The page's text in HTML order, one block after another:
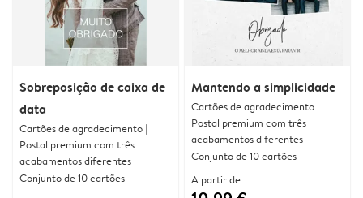
Sobreposição de caixa de
data
Cartões de agradecimento |
Postal premium com três
acabamentos diferentes
Conjunto de 10 cartões
Mantendo a simplicidade
Cartões de agradecimento |
Postal premium com três
acabamentos diferentes
Conjunto de 10 cartões
A partir de